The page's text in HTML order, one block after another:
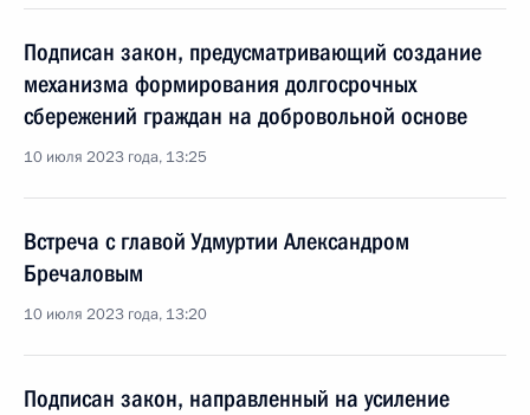
Подписан закон, предусматривающий создание
механизма формирования долгосрочных
сбережений граждан на добровольной основе
10 июля 2023 года, 13:25
Встреча с главой Удмуртии Александром
Бречаловым
10 июля 2023 года, 13:20
Подписан закон, направленный на усиление